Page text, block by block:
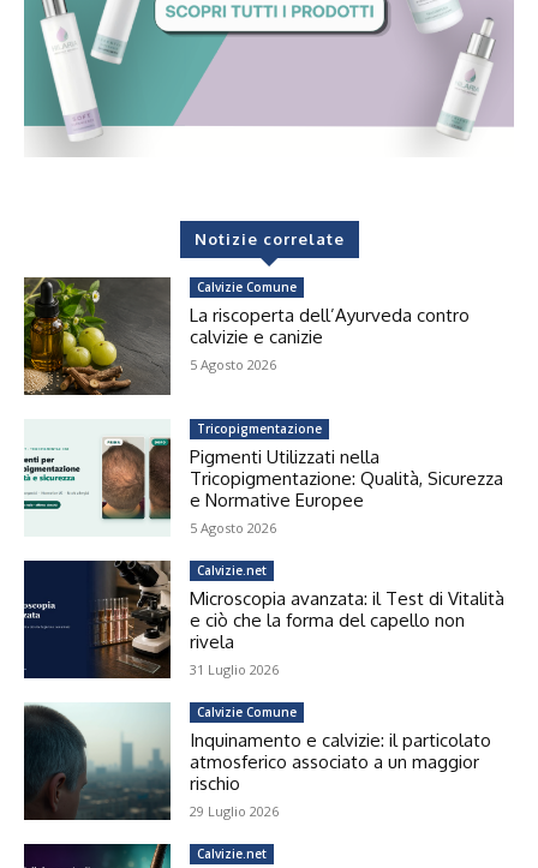
Notizie correlate
Calvizie Comune
La riscoperta dell’Ayurveda contro
calvizie e canizie
5 Agosto 2026
Tricopigmentazione
Pigmenti Utilizzati nella
Tricopigmentazione: Qualità, Sicurezza
e Normative Europee
5 Agosto 2026
Calvizie.net
Microscopia avanzata: il Test di Vitalità
e ciò che la forma del capello non
rivela
31 Luglio 2026
Calvizie Comune
Inquinamento e calvizie: il particolato
atmosferico associato a un maggior
rischio
29 Luglio 2026
Calvizie.net